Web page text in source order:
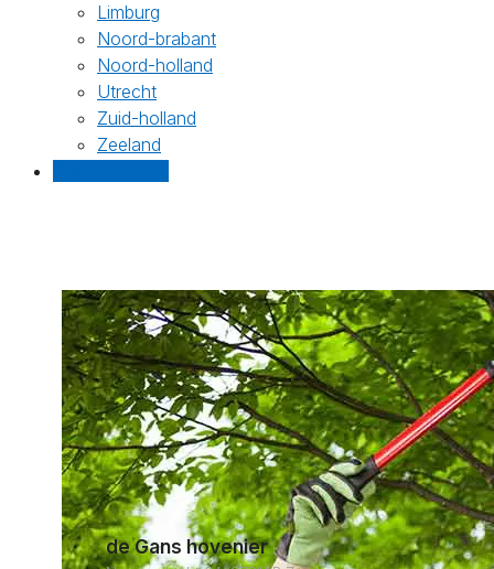
Limburg
Noord-brabant
Noord-holland
Utrecht
Zuid-holland
Zeeland
de Gans hovenier